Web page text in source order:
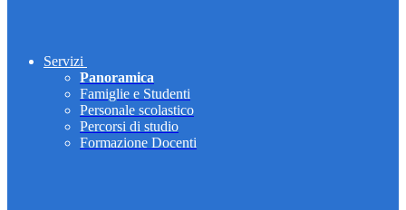
Servizi
Panoramica
Famiglie e Studenti
Personale scolastico
Percorsi di studio
Formazione Docenti